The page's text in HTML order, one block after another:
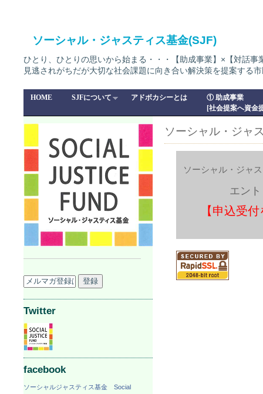
ソーシャル・ジャスティス基金(SJF)
ひとり、ひとりの思いから始まる・・・【助成事業】×【対話事
見逃されがちだが大切な社会課題に向き合い解決策を提案する
HOME SJFについて アドボカシーとは
① 助成事業
[社会提案へ資金
ソーシャル・ジャ
ソーシャル・ジャ
エン
【申込受
Twitter
facebook
ソーシャルジャスティス基金 Social